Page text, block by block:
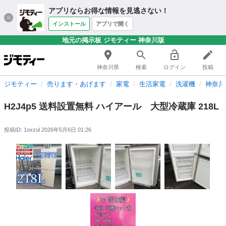
アプリならお得な情報を見逃さない！
インストール アプリで開く
地元の掲示板 ジモティー 神奈川版
神奈川県 検索 ログイン 投稿
ジモティー 売ります・あげます 家電 生活家電 洗濯機 神奈
H2J4p5 送料設置無料 ハイアール 大型冷蔵庫 218L
投稿ID: 1oxzul 2026年5月6日 01:26